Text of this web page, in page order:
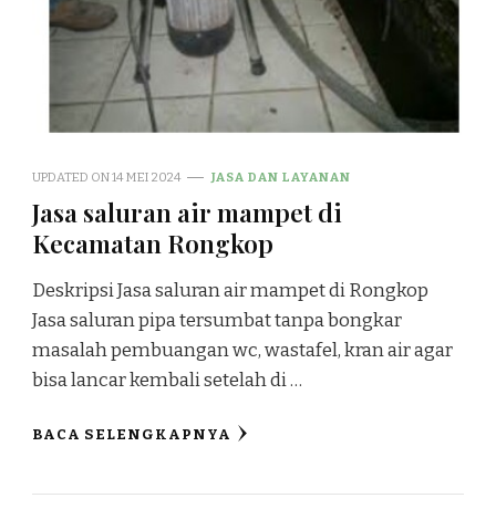
UPDATED ON14 MEI 2024 JASA DAN LAYANAN
Jasa saluran air mampet di
Kecamatan Rongkop
Deskripsi Jasa saluran air mampet di Rongkop
Jasa saluran pipa tersumbat tanpa bongkar
masalah pembuangan wc, wastafel, kran air agar
bisa lancar kembali setelah di …
BACA SELENGKAPNYA